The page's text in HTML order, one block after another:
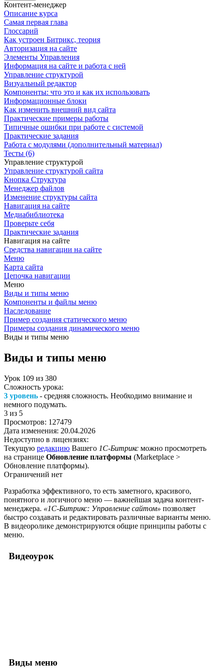
Контент-менеджер
Описание курса
Самая первая глава
Глоссарий
Как устроен Битрикс, теория
Авторизация на сайте
Элементы Управления
Информация на сайте и работа с ней
Управление структурой
Визуальный редактор
Компоненты: что это и как их использовать
Информационные блоки
Как изменить внешний вид сайта
Практические примеры работы
Типичные ошибки при работе с системой
Практические задания
Работа с модулями (дополнительный материал)
Тесты (6)
Управление структурой
Управление структурой сайта
Кнопка Структура
Менеджер файлов
Изменение структуры сайта
Навигация на сайте
Медиабиблиотека
Проверьте себя
Практические задания
Навигация на сайте
Средства навигации на сайте
Меню
Карта сайта
Цепочка навигации
Меню
Виды и типы меню
Компоненты и файлы меню
Наследование
Пример создания статического меню
Примеры создания динамического меню
Виды и типы меню
Виды и типы меню
Урок 109 из 380
Сложность урока:
3 уровень - средняя сложность. Необходимо внимание и
немного подумать.
3 из 5
Просмотров: 127479
Дата изменения: 20.04.2026
Недоступно в лицензиях:
Текущую редакцию Вашего 1С-Битрикс можно просмотреть
на странице Обновление платформы (Marketplace >
Обновление платформы).
Ограничений нет
Разработка эффективного, то есть заметного, красивого,
понятного и логичного меню — важнейшая задача контент-
менеджера. «1С-Битрикс: Управление сайтом» позволяет
быстро создавать и редактировать различные варианты меню.
В видеоролике демонстрируются общие принципы работы с
меню.
Видеоурок
Виды меню